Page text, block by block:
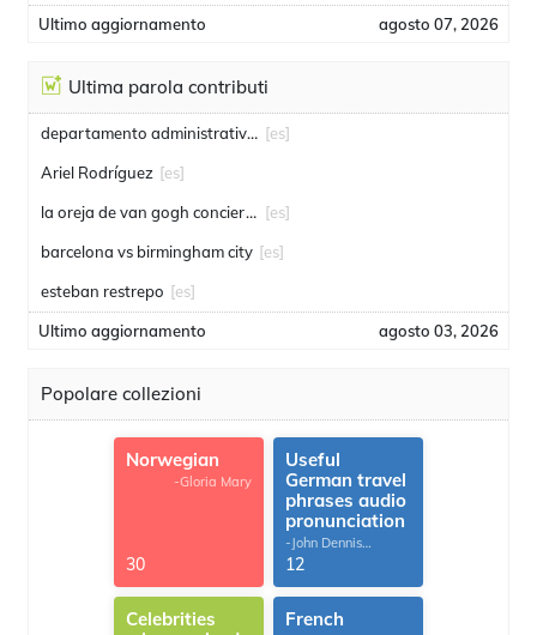
Ultimo aggiornamento agosto 07, 2026
Ultima parola contributi
departamento administrativo de seguridad [es]
Ariel Rodríguez [es]
la oreja de van gogh conciertos [es]
barcelona vs birmingham city [es]
esteban restrepo [es]
Ultimo aggiornamento agosto 03, 2026
Popolare collezioni
Norwegian
-Gloria Mary
30
Useful
German travel
phrases audio
pronunciation
-John Dennis
G.Thomas
12
Celebrities
French